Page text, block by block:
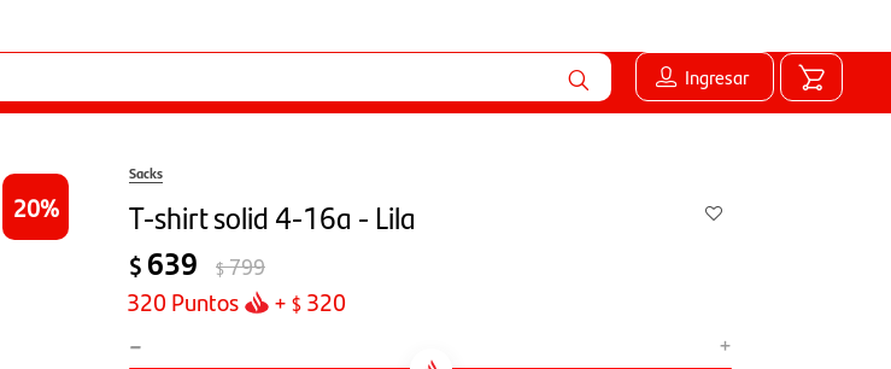
Ingresar
20
Sacks
T-shirt solid 4-16a - Lila
$ 639 $799
320 Puntos + $ 320
- +